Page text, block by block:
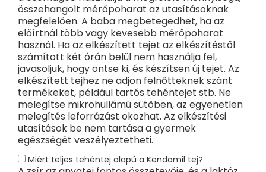
összehangolt mérőpoharat az utasításoknak
megfelelően. A baba megbetegedhet, ha az
előírtnál több vagy kevesebb mérőpoharat
használ. Ha az elkészített tejet az elkészítéstől
számított két órán belül nem használja fel,
javasoljuk, hogy öntse ki, és készítsen új tejet. Az
elkészített tejhez ne adjon felnőtteknek szánt
termékeket, például tartós tehéntejet stb. Ne
melegítse mikrohullámú sütőben, az egyenetlen
melegítés leforrázást okozhat. Az elkészítési
utasítások be nem tartása a gyermek
egészségét veszélyeztetheti.
Miért teljes tehéntej alapú a Kendamil tej?